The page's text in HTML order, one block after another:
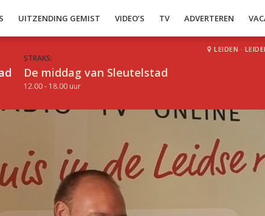
UITZENDING GEMIST VIDEO’S TV ADVERTEREN
STRAKS:
De middag van Sleutelstad
12.00 - 18.00 uur
LEIDEN ·